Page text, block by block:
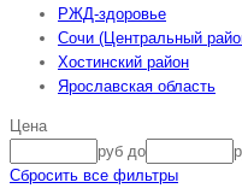
РЖД-здоровье
Сочи (Центральный
Хостинский район
Ярославская область
Цена
руб до
Сбросить все фильтры